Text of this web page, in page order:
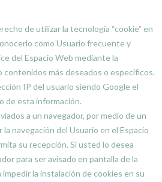
de utilizar la tecnología “cookie” en
como Usuario frecuente y
del Espacio Web mediante la
contenidos más deseados o específicos.
IP del usuario siendo Google el
de esta información.
a un navegador, por medio de un
navegación del Usuario en el Espacio
su recepción. Si usted lo desea
para ser avisado en pantalla de la
la instalación de cookies en su